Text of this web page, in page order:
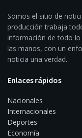
Somos el sitio de
producción trabaja
información de todo lo
las manos, con un
noticia una verdad.
Enlaces rápidos
Nacionales
Internacionales
Deportes
Economía